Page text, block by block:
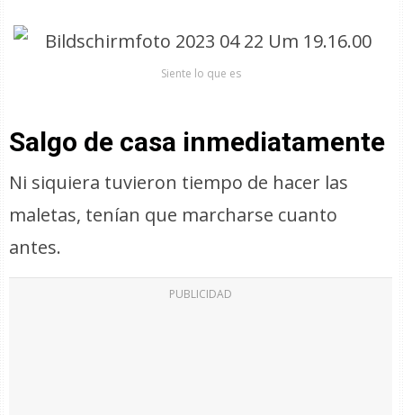
Siente lo que es
Salgo de casa inmediatamente
Ni siquiera tuvieron tiempo de hacer las
maletas, tenían que marcharse cuanto
antes.
PUBLICIDAD